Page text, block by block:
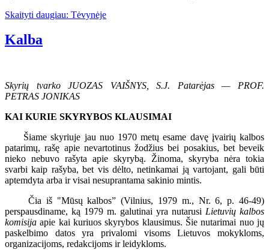
Skaityti daugiau: Tėvynėje
Kalba
Skyrių tvarko JUOZAS VAIŠNYS, S.J. Patarėjas — PROF.
PETRAS JONIKAS
KAI KURIE SKYRYBOS KLAUSIMAI
Šiame skyriuje jau nuo 1970 metų esame davę įvairių kalbos
patarimų, rašę apie nevartotinus žodžius bei posakius, bet beveik
nieko nebuvo rašyta apie skyrybą. Žinoma, skyryba nėra tokia
svarbi kaip rašyba, bet vis dėlto, netinkamai ją vartojant, gali būti
aptemdyta arba ir visai nesuprantama sakinio mintis.
Čia iš "Mūsų kalbos” (Vilnius, 1979 m., Nr. 6, p. 46-49)
perspausdiname, ką 1979 m. galutinai yra nutarusi Lietuvių kalbos
komisija apie kai kuriuos skyrybos klausimus. Šie nutarimai nuo jų
paskelbimo datos yra privalomi visoms Lietuvos mokykloms,
organizacijoms, redakcijoms ir leidykloms.